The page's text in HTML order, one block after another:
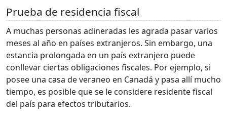
Prueba de residencia fiscal
A muchas personas adineradas les agrada pasar varios
meses al año en países extranjeros. Sin embargo, una
estancia prolongada en un país extranjero puede
conllevar ciertas obligaciones fiscales. Por ejemplo, si
posee una casa de veraneo en Canadá y pasa allí mucho
tiempo, es posible que se le considere residente fiscal
del país para efectos tributarios.